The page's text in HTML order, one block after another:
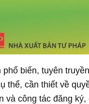
biến, tuyên
thể, cần thiết về
và công tác đăng